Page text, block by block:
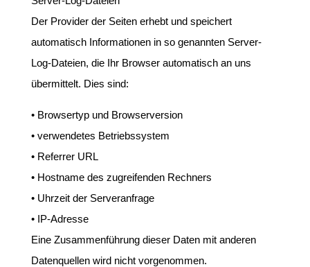
Der Provider der Seiten erhebt und speichert
automatisch Informationen in so genannten Server-
Log-Dateien, die Ihr Browser automatisch an uns
übermittelt. Dies sind:
• Browsertyp und Browserversion
• verwendetes Betriebssystem
• Referrer URL
• Hostname des zugreifenden Rechners
• Uhrzeit der Serveranfrage
• IP-Adresse
Eine Zusammenführung dieser Daten mit anderen
Datenquellen wird nicht vorgenommen.